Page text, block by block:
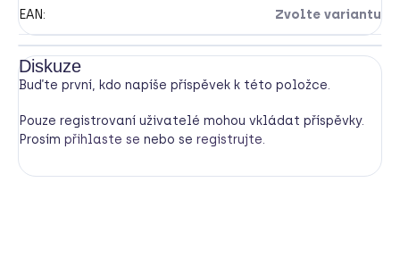
EAN: Zvolte variantu
Diskuze
Buďte první, kdo napíše příspěvek k této položce.
Pouze registrovaní uživatelé mohou vkládat příspěvky.
Prosím přihlaste se nebo se registrujte.